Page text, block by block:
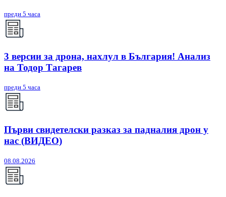
преди 5 часа
3 версии за дрона, нахлул в България! Анализ
на Тодор Тагарев
преди 5 часа
Първи свидетелски разказ за падналия дрон у
нас (ВИДЕО)
08.08.2026